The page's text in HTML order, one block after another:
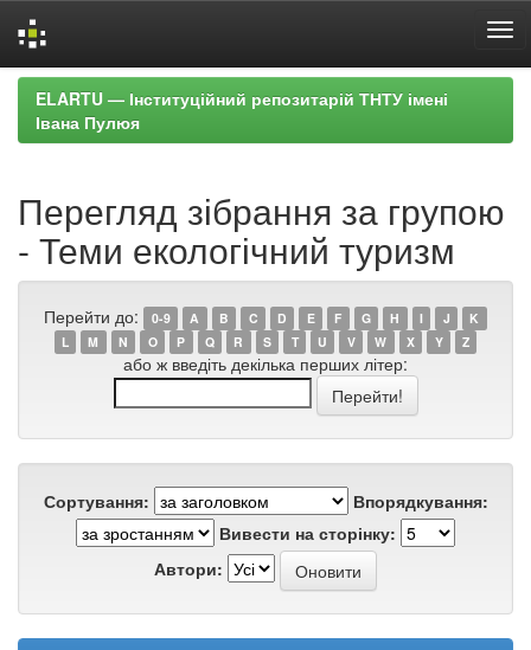
Skip
navigation
ELARTU — Інституційний репозитарій ТНТУ імені
Івана Пулюя
Перегляд зібрання за групою
- Теми екологічний туризм
Перейти до: 0-9 A B C D E F G H I J
K
L
M N O P Q R S T U V W X Y Z
або ж введіть декілька перших літер:
Сортування:
Впорядкування:
Вивести на сторінку:
Автори: